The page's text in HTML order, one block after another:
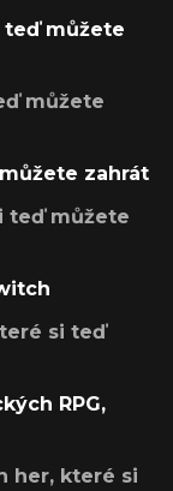
teď můžete
můžete
zahrát
teď můžete
si teď
RPG,
her, které si